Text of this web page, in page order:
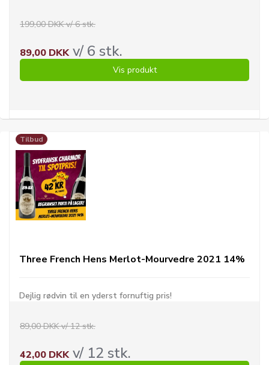
199,00 DKK v/ 6 stk.
89,00 DKKv/ 6 stk.
Vis produkt
Tilbud
Three French Hens Merlot-Mourvedre 2021 14%
Dejlig rødvin til en yderst fornuftig pris!
89,00 DKK v/ 12 stk.
42,00 DKKv/ 12 stk.